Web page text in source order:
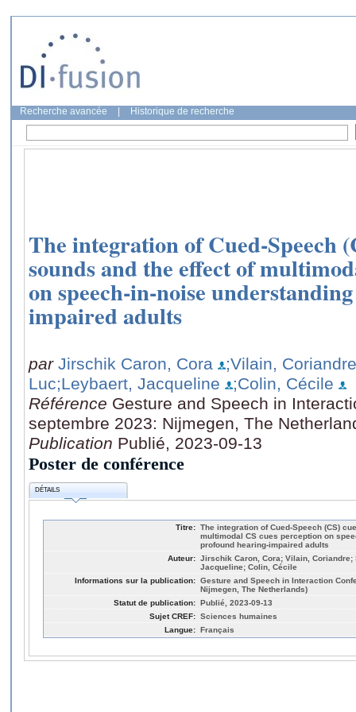
Recherche avancée Historique de recherche
The integration of Cued-Speech
sounds and the effect of
on speech-in-noise
impaired adults
par Jirschik Caron, Cora
;Vilain, Coriandre
Luc;Leybaert, Jacqueline
;Colin, Cécile
Référence Gesture and Speech in
septembre 2023: Nijmegen, The
Publication Publié, 2023-09-13
Poster de conférence
DÉTAILS
Titre: The integration of Cued-Speech (CS)
multimodal CS cues perception on
profound hearing-impaired adults
Auteur: Jirschik Caron, Cora; Vilain, Coriandre;
Jacqueline; Colin, Cécile
Informations sur la publication: Gesture and Speech in Interaction
Nijmegen, The Netherlands)
Statut de publication: Publié, 2023-09-13
Sujet CREF: Sciences humaines
Langue: Français